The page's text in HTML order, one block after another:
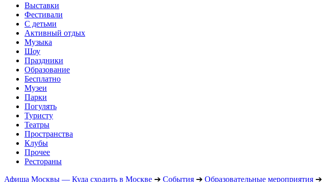
Выставки
Фестивали
С детьми
Активный отдых
Музыка
Шоу
Праздники
Образование
Бесплатно
Музеи
Парки
Погулять
Туристу
Театры
Пространства
Клубы
Прочее
Рестораны
Афиша Москвы — Куда сходить в Москве ➔ События ➔ Образовательные мероприятия ➔